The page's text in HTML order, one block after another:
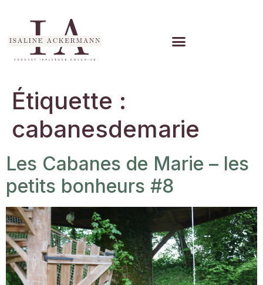
Étiquette :
cabanesdemarie
Les Cabanes de Marie – les
petits bonheurs #8